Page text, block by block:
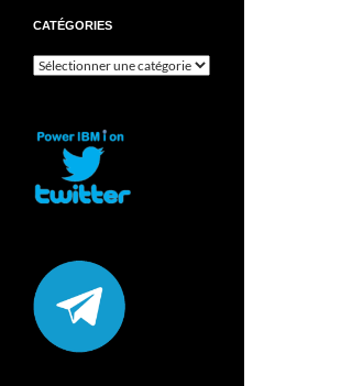
CATÉGORIES
Catégories